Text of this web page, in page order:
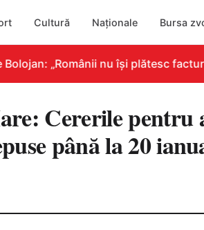
Cultură Naționale Bursa
„Românii nu își plătesc
Cererile pentru
până la 20